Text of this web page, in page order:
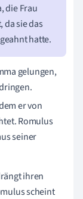
die Frau
da sie das
hatte.
gelungen,
er von
Romulus
seiner
ihren
scheint